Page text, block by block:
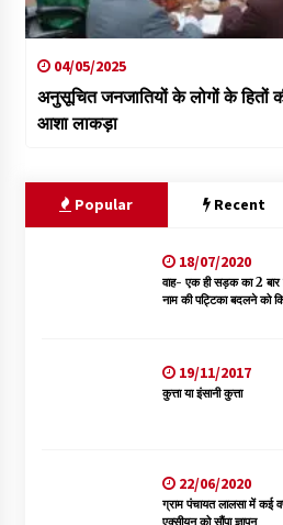
04/05/2025
अनुसूचित जनजातियों के लोगों के हितों
आशा लाकड़ा
Popular Recent
18/07/2020
वाह- एक ही सड़क का 2 बार
नाम की पट्टिका बदलने को
19/11/2017
कुत्ता या इंसानी कुत्ता
22/06/2020
ग्राम पंचायत लालसा में कई
एक्सीयन को सौंपा ज्ञापन